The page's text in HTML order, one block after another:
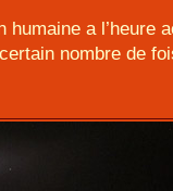
a l’heure
nombre de